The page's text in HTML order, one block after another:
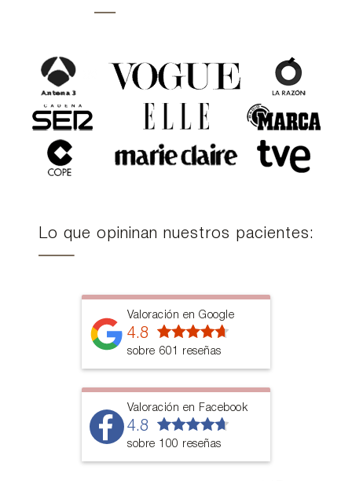
Lo que opininan nuestros pacientes:
Valoración en Google
4.8
sobre 601 reseñas
Valoración en Facebook
4.8
sobre 100 reseñas